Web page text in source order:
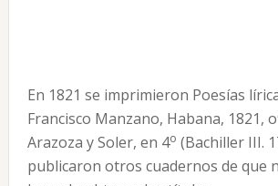
En 1821 se imprimieron Poesías
Francisco Manzano, Habana, 1821,
Arazoza y Soler, en 4o (Bachiller III.
publicaron otros cuadernos de que